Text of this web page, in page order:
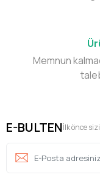
Memnun
E-BULTENİlk önce